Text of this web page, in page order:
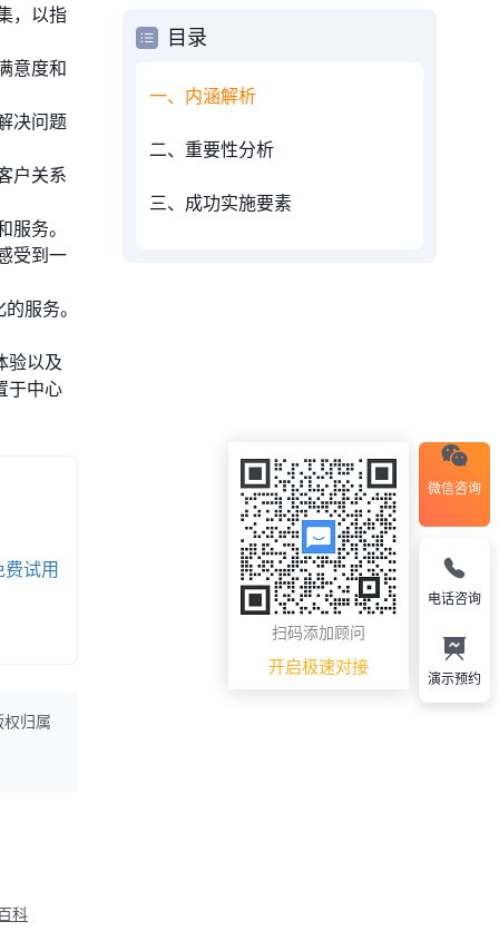
，以指
意度和
决问题
户关系
务。
受到一
服务。
验以及
于中心
费试用
权归属
科
目录
一、内涵解析
二、重要性分析
三、成功实施要素
微信咨询
扫码添加顾问
开启极速对接
电话咨询
演示预约